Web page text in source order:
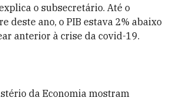
o subsecretário. Até o
deste ano, o PIB estava 2% abaixo
anterior à crise da covid-19.
da Economia mostram